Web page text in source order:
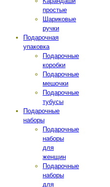
простые
Шариковые
ручки
Подарочная
упаковка
Подарочные
коробки
Подарочные
мешочки
Подарочные
тубусы
Подарочные
наборы
Подарочные
наборы
для
женщин
Подарочные
наборы
для